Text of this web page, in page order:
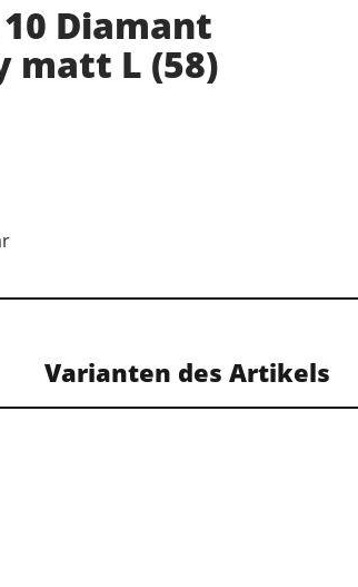
Diamant
matt L (58)
Varianten des Artikels